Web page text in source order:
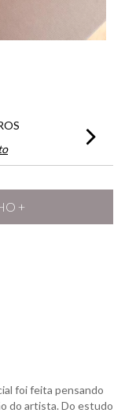
foi feita pensando
do artista. Do estudo